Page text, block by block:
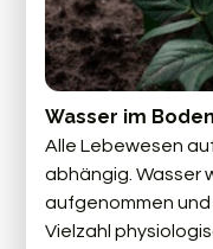
Wasser im Boden
Alle Lebewesen
abhängig. Wasser
aufgenommen
Vielzahl